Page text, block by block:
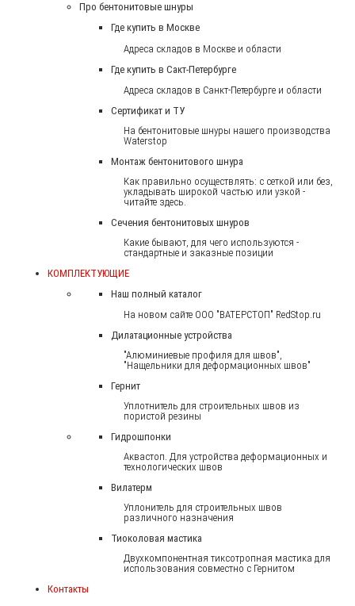
Про бентонитовые шнуры
Где купить в Москве
Адреса складов в Москве и области
Где купить в Сакт-Петербурге
Адреса складов в Санкт-Петербурге и области
Сертификат и ТУ
На бентонитовые шнуры нашего производства
Waterstop
Монтаж бентонитового шнура
Как правильно осуществлять: с сеткой или без,
укладывать широкой частью или узкой -
читайте здесь.
Сечения бентонитовых шнуров
Какие бывают, для чего используются -
стандартные и заказные позиции
КОМПЛЕКТУЮЩИЕ
Наш полный каталог
На новом сайте ООО "ВАТЕРСТОП" RedStop.ru
Дилатационные устройства
"Алюминиевые профиля для швов",
"Нащельники для деформационных швов"
Гернит
Уплотнитель для строительных швов из
пористой резины
Гидрошпонки
Аквастоп. Для устройства деформационных и
технологических швов
Вилатерм
Уплонитель для строительных швов
различного назначения
Тиоколовая мастика
Двухкомпонентная тиксотропная мастика для
использования совместно с Гернитом
Контакты